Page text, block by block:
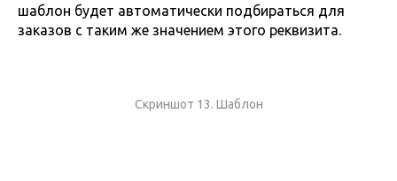
шаблон будет автоматически подбираться для
заказов с таким же значением этого реквизита.
Скриншот 13. Шаблон